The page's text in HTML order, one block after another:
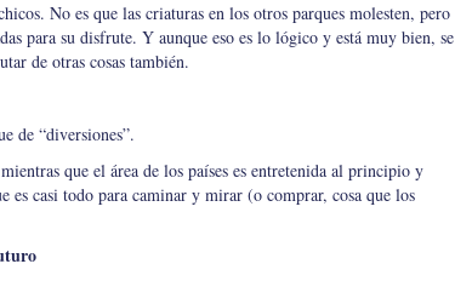
No es que las criaturas en los otros parques molesten, pero
para su disfrute. Y aunque eso es lo lógico y está muy bien, se
de otras cosas también.
de “diversiones”.
que el área de los países es entretenida al principio y
es casi todo para caminar y mirar (o comprar, cosa que los